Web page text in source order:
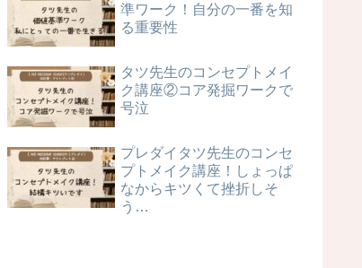
準ワーク！自分の一番を知
る重要性
タツ先生のコンセプトメイ
ク講座②コア発掘ワークで
号泣
プレダイタツ先生のコンセ
プトメイク講座！しょっぱ
なからキツくて挫折しそ
う…